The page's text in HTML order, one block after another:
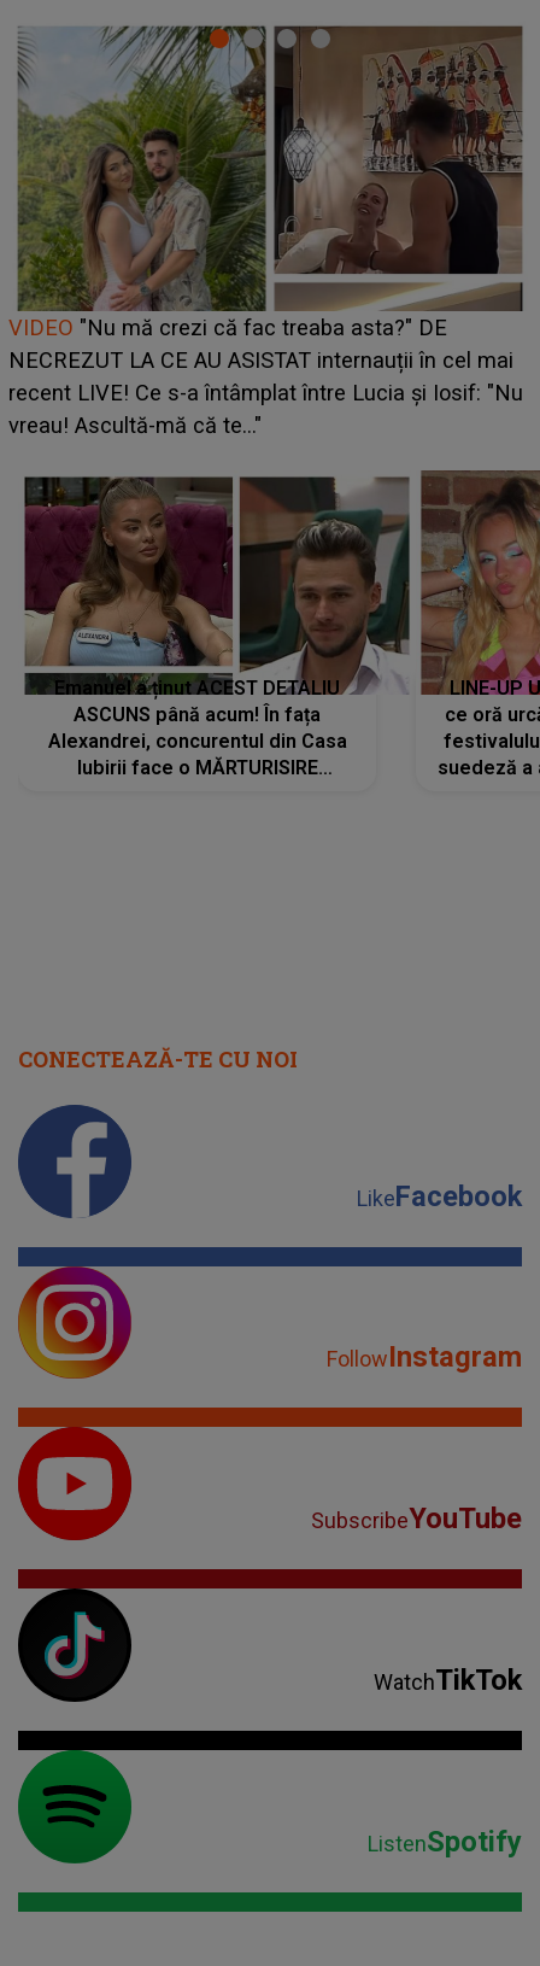
Cine este Bianca, tânăra clujeancă luată pe scenă la
UNTOLD ONE de Zara Larsson? Aceasta a dezvăluit
ce i-a spus artista suedeză în culise: „Nu am fost
pregătită...”
Emanuel a ținut ACEST DETALIU
ASCUNS până acum! În fața
Alexandrei, concurentul din Casa
Iubirii face o MĂRTURISIRE
LINE-UP
ce oră
suedeză a
CONECTEAZĂ-TE CU NOI
LikeFacebook
FollowInstagram
SubscribeYouTube
WatchTikTok
ListenSpotify